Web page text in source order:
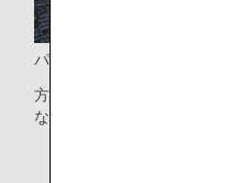
パーソナルライト
方向が自由に調節できるパ
なヘッドレスト